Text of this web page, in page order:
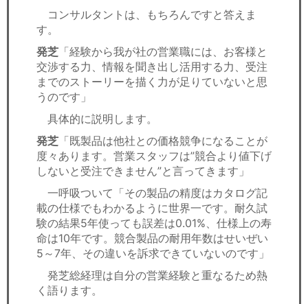
コンサルタントは、もちろんですと答えま
す。
発芝 「経験から我が社の営業職には、お客様と
交渉する力、情報を聞き出し活用する力、受注
までのストーリーを描く力が足りていないと思
うのです」
具体的に説明します。
発芝 「既製品は他社との価格競争になることが
度々あります。営業スタッフは”競合より値下げ
しないと受注できません”と言ってきます」
一呼吸ついて「その製品の精度はカタログ記
載の仕様でもわかるように世界一です。耐久試
験の結果5年使っても誤差は0.01%、仕様上の寿
命は10年です。競合製品の耐用年数はせいぜい
5～7年、その違いを訴求できていないのです」
発芝総経理は自分の営業経験と重なるため熱
く語ります。